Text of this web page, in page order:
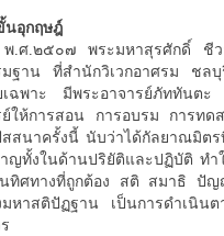
นอุกฤษฎ์
.ศ.๒๕๐๗ พระมหาสุรศักดิ์ ชี
มฐาน ที่สำนักวิเวกอาศรม ชล
เฉพาะ มีพระอาจารย์ภัททันตะ
ให้การสอน การอบรม การทด
สนาครั้งนี้ นับว่าได้กัลยาณมิต
ญทั้งในด้านปริยัติและปฏิบัติ ท
นทิศทางที่ถูกต้อง สติ สมาธิ ปั
มหาสติปัฏฐาน เป็นการดำเนิ